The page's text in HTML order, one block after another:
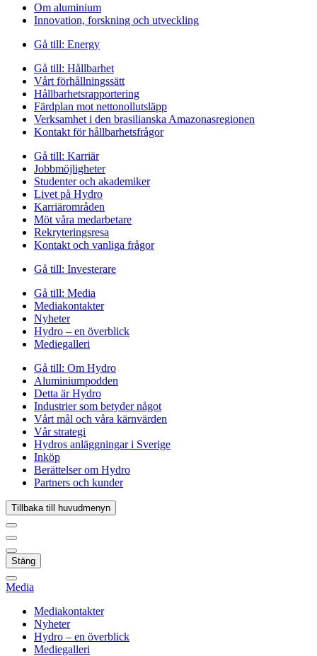
Om aluminium
Innovation, forskning och utveckling
Gå till: Energy
Gå till: Hållbarhet
Vårt förhållningssätt
Hållbarhetsrapportering
Färdplan mot nettonollutsläpp
Verksamhet i den brasilianska Amazonasregionen
Kontakt för hållbarhetsfrågor
Gå till: Karriär
Jobbmöjligheter
Studenter och akademiker
Livet på Hydro
Karriärområden
Möt våra medarbetare
Rekryteringsresa
Kontakt och vanliga frågor
Gå till: Investerare
Gå till: Media
Mediakontakter
Nyheter
Hydro – en överblick
Mediegalleri
Gå till: Om Hydro
Aluminiumpodden
Detta är Hydro
Industrier som betyder något
Vårt mål och våra kärnvärden
Vår strategi
Hydros anläggningar i Sverige
Inköp
Berättelser om Hydro
Partners och kunder
Tillbaka till huvudmenyn
Stäng
Media
Mediakontakter
Nyheter
Hydro – en överblick
Mediegalleri